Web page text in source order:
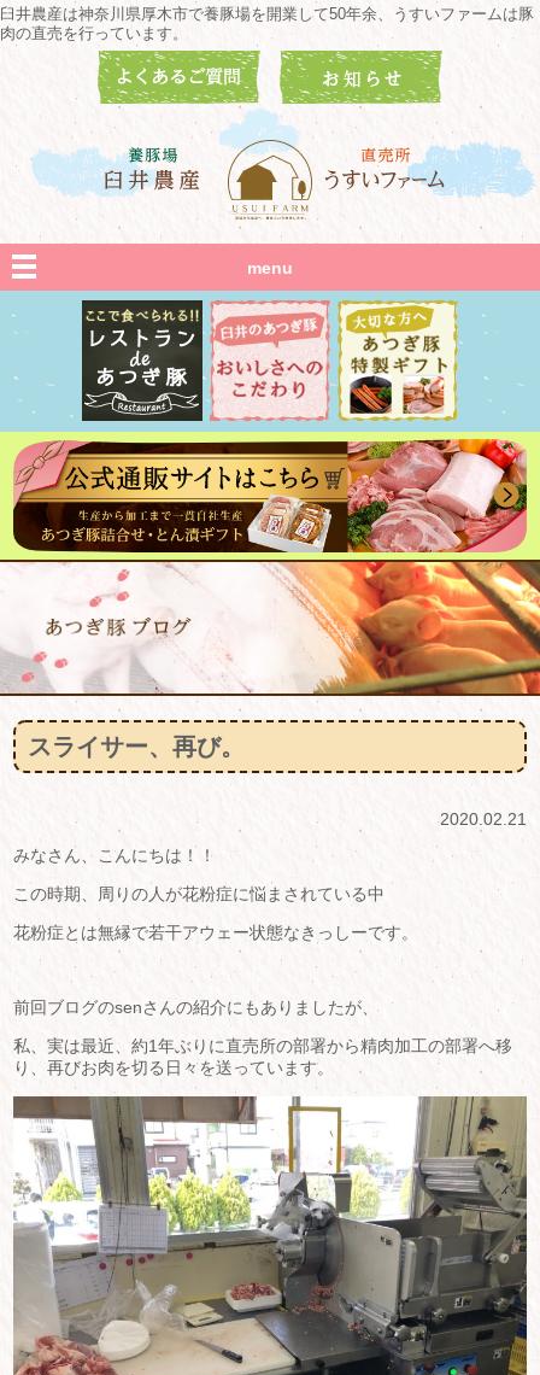
臼井農産は神奈川県厚木市で養豚場を開業して50年余、うすいファームは豚
肉の直売を行っています。
menu
スライサー、再び。
2020.02.21
みなさん、こんにちは！！
この時期、周りの人が花粉症に悩まされている中
花粉症とは無縁で若干アウェー状態なきっしーです。
前回ブログのsenさんの紹介にもありましたが、
私、実は最近、約1年ぶりに直売所の部署から精肉加工の部署へ移
り、再びお肉を切る日々を送っています。